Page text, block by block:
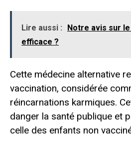
Lire aussi :
Notre avis sur
efficace ?
Cette médecine alternative
vaccination, considérée
réincarnations karmiques.
danger la santé publique et
celle des enfants non